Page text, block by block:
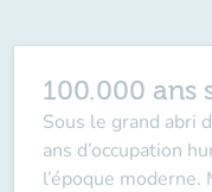
100.000 ans
Sous le grand abri
ans d’occupation
l’époque